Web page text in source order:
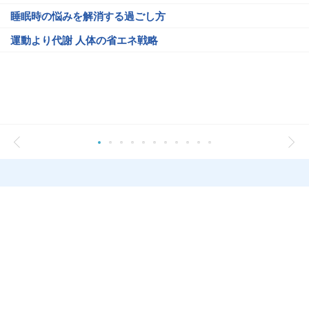
睡眠時の悩みを解消する過ごし方
運動より代謝 人体の省エネ戦略